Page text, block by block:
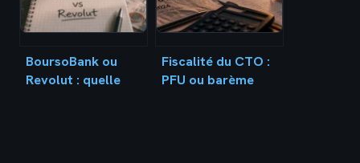
BoursoBank ou
Revolut : quelle
Fiscalité du CTO :
PFU ou barème